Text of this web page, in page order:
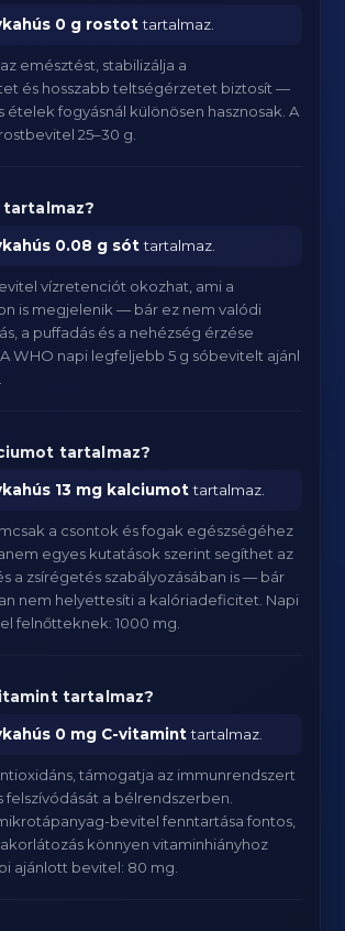
0 g rostottartalmaz.
emésztést, stabilizálja a
és hosszabb teltségérzetet biztosít —
ételek fogyásnál különösen hasznosak. A
25–30 g.
tartalmaz?
0.08 g sóttartalmaz.
vízretenciót okozhat, ami a
is megjelenik — bár ez nem valódi
a puffadás és a nehézség érzése
WHO napi legfeljebb 5 g sóbevitelt ajánl
tartalmaz?
13 mg kalciumottartalmaz.
a csontok és fogak egészségéhez
egyes kutatások szerint segíthet az
a zsírégetés szabályozásában is — bár
nem helyettesíti a kalóriadeficitet. Napi
felnőtteknek: 1000 mg.
tartalmaz?
0 mg C-vitaminttartalmaz.
támogatja az immunrendszert
felszívódását a bélrendszerben.
bevitel fenntartása fontos,
könnyen vitaminhiányhoz
ajánlott bevitel: 80 mg.